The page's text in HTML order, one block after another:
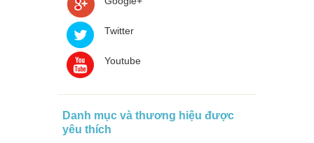
Twitter
Youtube
Danh mục và thương hiệu được
yêu thích